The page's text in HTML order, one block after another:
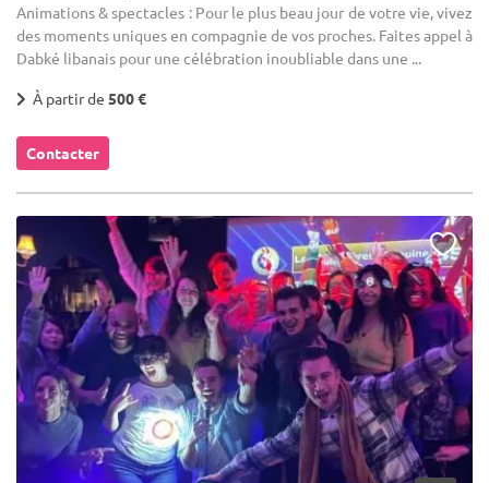
Animations & spectacles : Pour le plus beau jour de votre vie, vivez
des moments uniques en compagnie de vos proches. Faites appel à
Dabké libanais pour une célébration inoubliable dans une ...
À partir de 500 €
Contacter